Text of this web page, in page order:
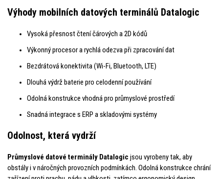
Výhody mobilních datových terminálů Datalogic
Vysoká přesnost čtení čárových a 2D kódů
Výkonný procesor a rychlá odezva při zpracování dat
Bezdrátová konektivita (Wi-Fi, Bluetooth, LTE)
Dlouhá výdrž baterie pro celodenní používání
Odolná konstrukce vhodná pro průmyslové prostředí
Snadná integrace s ERP a skladovými systémy
Odolnost, která vydrží
Průmyslové datové terminály Datalogic jsou vyrobeny tak, aby
obstály i v náročných provozních podmínkách. Odolná konstrukce chrání